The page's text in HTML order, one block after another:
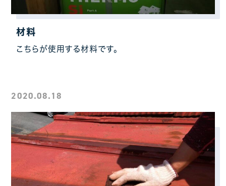
材料
こちらが使用する材料です。
2020.08.18